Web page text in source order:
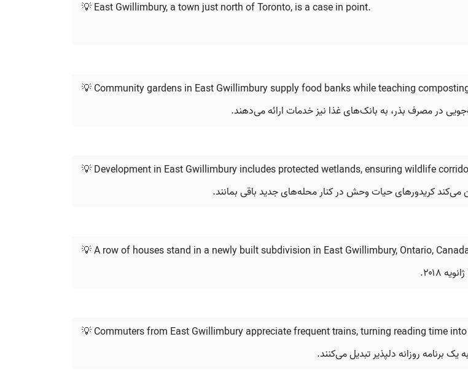
💡 East Gwillimbury, a town just north of Toronto, is a case in point.
💡 Community gardens in East Gwillimbury supply food banks while teaching
در مصرف بذر، به بانک‌های غذا نیز خدمات ارائه می‌دهند.
💡 Development in East Gwillimbury includes protected wetlands, ensuring wildlife
کریدورهای حیات وحش در کنار محله‌های جدید باقی بمانند.
💡 A row of houses stand in a newly built subdivision in East Gwillimbury, Ontario,
💡 Commuters from East Gwillimbury appreciate frequent trains, turning reading time
برنامه روزانه دلپذیر تبدیل می‌کنند.